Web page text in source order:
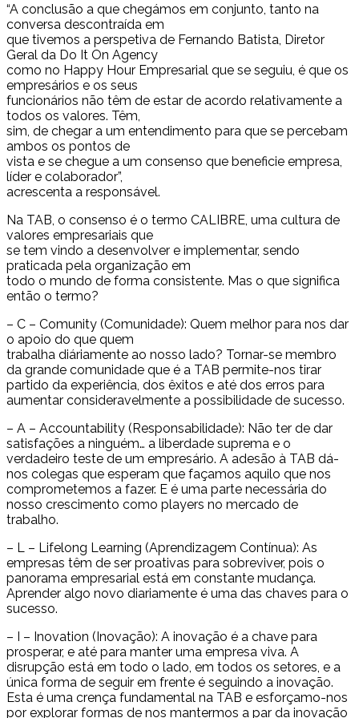
“A conclusão a que chegámos em conjunto, tanto na
conversa descontraída em
que tivemos a perspetiva de Fernando Batista, Diretor
Geral da Do It On Agency
como no Happy Hour Empresarial que se seguiu, é que os
empresários e os seus
funcionários não têm de estar de acordo relativamente a
todos os valores. Têm,
sim, de chegar a um entendimento para que se percebam
ambos os pontos de
vista e se chegue a um consenso que beneficie empresa,
líder e colaborador”,
acrescenta a responsável.
Na TAB, o consenso é o termo CALIBRE, uma cultura de
valores empresariais que
se tem vindo a desenvolver e implementar, sendo
praticada pela organização em
todo o mundo de forma consistente. Mas o que significa
então o termo?
– C – Comunity (Comunidade): Quem melhor para nos dar
o apoio do que quem
trabalha diáriamente ao nosso lado? Tornar-se membro
da grande comunidade que é a TAB permite-nos tirar
partido da experiência, dos êxitos e até dos erros para
aumentar consideravelmente a possibilidade de sucesso.
– A – Accountability (Responsabilidade): Não ter de dar
satisfações a ninguém… a liberdade suprema e o
verdadeiro teste de um empresário. A adesão à TAB dá-
nos colegas que esperam que façamos aquilo que nos
comprometemos a fazer. E é uma parte necessária do
nosso crescimento como players no mercado de
trabalho.
– L – Lifelong Learning (Aprendizagem Contínua): As
empresas têm de ser proativas para sobreviver, pois o
panorama empresarial está em constante mudança.
Aprender algo novo diariamente é uma das chaves para o
sucesso.
– I – Inovation (Inovação): A inovação é a chave para
prosperar, e até para manter uma empresa viva. A
disrupção está em todo o lado, em todos os setores, e a
única forma de seguir em frente é seguindo a inovação.
Esta é uma crença fundamental na TAB e esforçamo-nos
por explorar formas de nos mantermos a par da inovação